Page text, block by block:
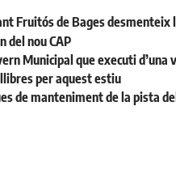
Fruitós de Bages
del nou CAP
Municipal que executi
per aquest estiu
de manteniment de la pista